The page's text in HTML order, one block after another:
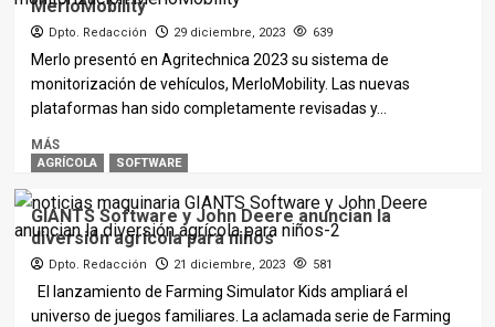
MerloMobility
Dpto. Redacción 29 diciembre, 2023 639
Merlo presentó en Agritechnica 2023 su sistema de
monitorización de vehículos, MerloMobility. Las nuevas
plataformas han sido completamente revisadas y...
MÁS
AGRÍCOLA SOFTWARE
GIANTS Software y John Deere anuncian la
diversión agrícola para niños
Dpto. Redacción 21 diciembre, 2023 581
El lanzamiento de Farming Simulator Kids ampliará el
universo de juegos familiares. La aclamada serie de Farming